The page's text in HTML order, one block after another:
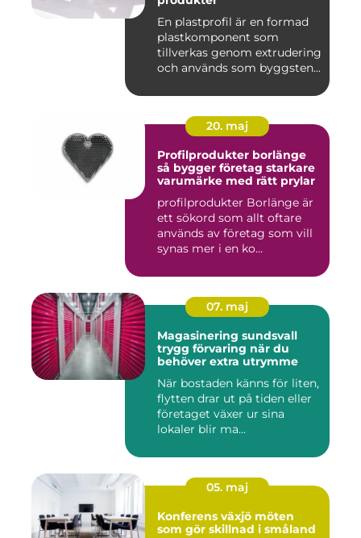
En plastprofil är en formad
plastkomponent som
tillverkas genom extrudering
och används som byggsten...
20. maj
Profilprodukter borlänge
så bygger företag starkare
varumärke med rätt prylar
profilprodukter Borlänge är
ett sökord som allt oftare
används av företag som vill
synas mer i en ko...
07. maj
Magasinering sundsvall
trygg förvaring när du
behöver extra utrymme
När bostaden känns för liten,
flytten drar ut på tiden eller
företaget växer ur sina
lokaler blir ma...
05. maj
Konferens växjö möten
som gör skillnad i småland